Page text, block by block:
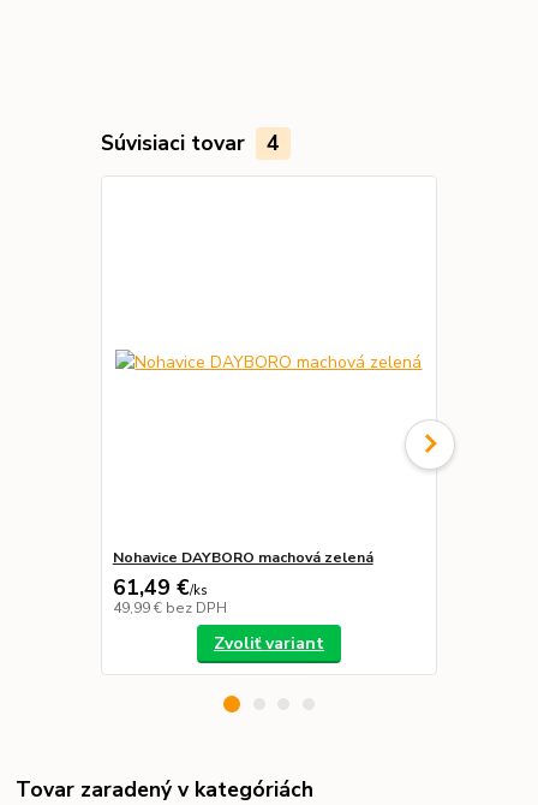
Súvisiaci tovar 4
Nohavice DAYBORO machová zelená
61,49 €/ks
49,99 € bez DPH
Zvoliť variant
Tovar zaradený v kategóriách